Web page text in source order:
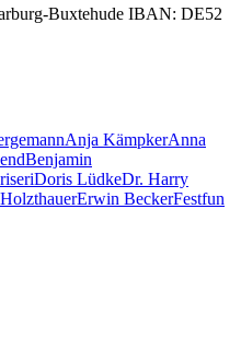
Buxtehude IBAN: DE52
Anja KämpkerAnna
Benjamin
Doris LüdkeDr. Harry
Erwin BeckerFestfun